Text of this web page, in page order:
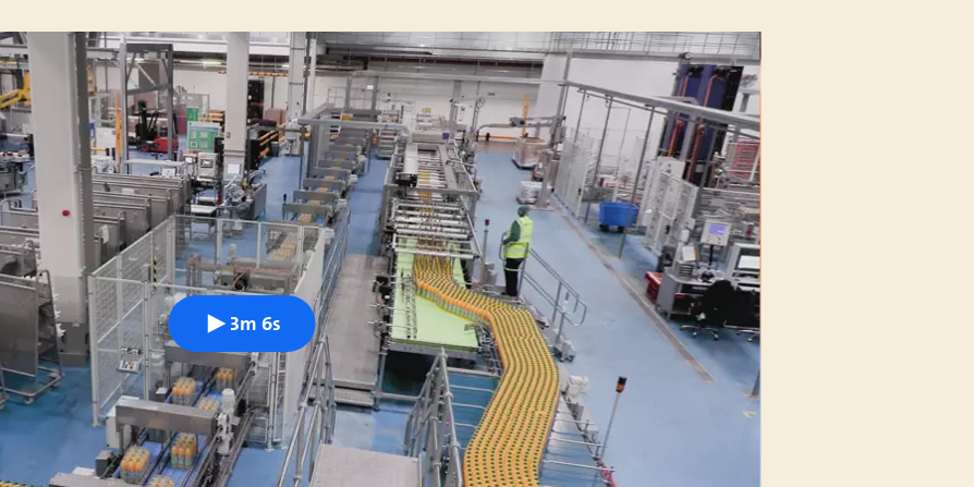
3m 6s